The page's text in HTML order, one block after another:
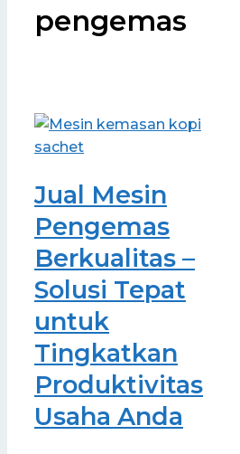
pengemas
Jual Mesin
Pengemas
Berkualitas –
Solusi Tepat
untuk
Tingkatkan
Produktivitas
Usaha Anda